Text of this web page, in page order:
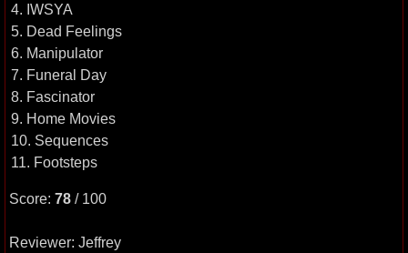
4. IWSYA
5. Dead Feelings
6. Manipulator
7. Funeral Day
8. Fascinator
9. Home Movies
10. Sequences
11. Footsteps
Score: 78 / 100
Reviewer: Jeffrey